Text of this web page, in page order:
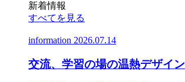
新着情報
すべてを見る
information 2026.07.14
交流、学習の場の温熱デザイン